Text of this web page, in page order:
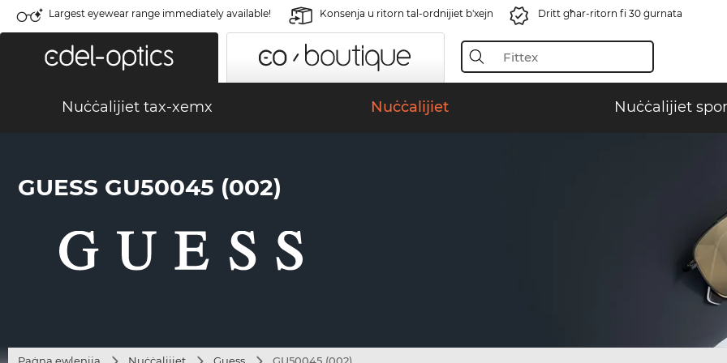
Largest eyewear range immediately available! Konsenja u ritorn tal-ordnijiet b'xejn Dritt għar-ritorn fi 30 ġurnata
Nuċċalijiet tax-xemx Nuċċalijiet Nuċċalijiet
GUESS GU50045 (002)